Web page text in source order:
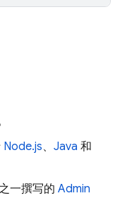
Node.js、 Java 和
一撰写的 Admin